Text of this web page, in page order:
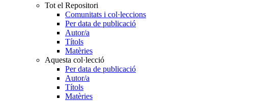
Tot el Repositori
Comunitats i col·leccions
Per data de publicació
Autor/a
Títols
Matèries
Aquesta col·lecció
Per data de publicació
Autor/a
Títols
Matèries